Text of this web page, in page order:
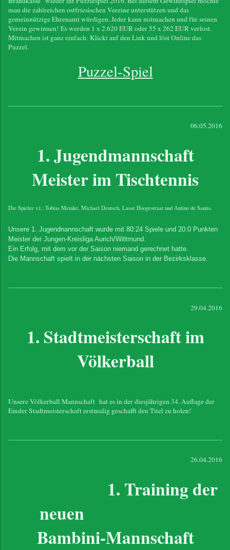
man die zahlreichen ostfriesischen Vereine unterstützen und das
gemeinnützige Ehrenamt würdigen. Jeder kann mitmachen und für seinen
Verein gewinnen! Es werden 1 x 2.620 EUR oder 55 x 262 EUR verlost.
Mitmachen ist ganz einfach: Klickt auf den Link und löst Online das
Puzzel.
Puzzel-Spiel
06.05.2016
1. Jugendmannschaft
Meister im Tischtennis
Die Spieler v.l.: Tobias Meinke, Michael Deutsch, Lasse Hoogestraat und Antino de Santis.
Unsere 1. Jugendnannschaft wurde mit 80:24 Spiele und 20:0 Punkten
Meister der Jungen-Kreisliga Aurich/Wittmund.
Ein Erfolg, mit dem vor der Saison niemand gerechnet hatte.
Die Mannschaft spielt in der nächsten Saison in der Bezirksklasse.
29.04.2016
1. Stadtmeisterschaft im
Völkerball
Unsere Völkerball Mannschaft hat es in der diesjährigen 34. Auflage der
Emder Stadtmeisterschaft erstmalig geschafft den Titel zu holen!
26.04.2016
1. Training der
neuen
Bambini-Mannschaft